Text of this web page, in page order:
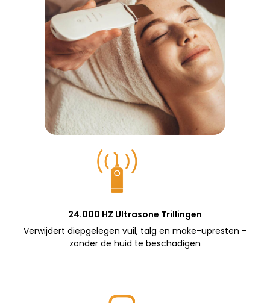
24.000 HZ Ultrasone Trillingen
Verwijdert diepgelegen vuil, talg en make-upresten –
zonder de huid te beschadigen